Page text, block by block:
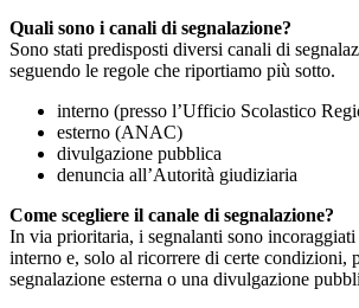
Quali sono i canali di segnalazione?
Sono stati predisposti diversi canali di
seguendo le regole che riportiamo più sotto.
interno (presso l’Ufficio Scolastico
esterno (ANAC)
divulgazione pubblica
denuncia all’Autorità giudiziaria
Come scegliere il canale di segnalazione?
In via prioritaria, i segnalanti sono
interno e, solo al ricorrere di certe condizioni,
segnalazione esterna o una divulgazione